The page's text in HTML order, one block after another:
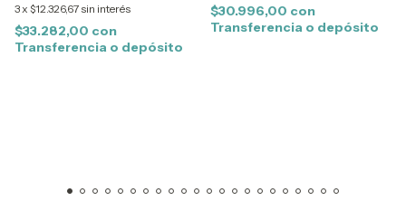
3x $12.326,67 sin interés
$33.282,00 con
Transferencia o depósito
$30.996,00 con
Transferencia o depósito